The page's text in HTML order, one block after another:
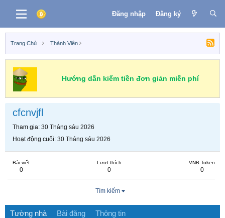
Đăng nhập Đăng ký
Trang Chủ Thành Viên
Hướng dẫn kiếm tiền đơn giản miễn phí
cfcnvjfl
Tham gia 30 Tháng sáu 2026
Hoạt động cuối 30 Tháng sáu 2026
Bài viết
0
Lượt thích
0
VNB Token
0
Tìm kiếm
Tường nhà Bài đăng Thông tin